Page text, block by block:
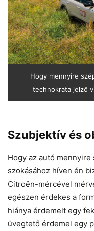
Hogy mennyire
technokrata jelző
Szubjektív és
Hogy az autó mennyire
szokásához híven én
Citroën-mércével
egészen érdekes a
hiánya érdemelt egy
üvegtető érdemel egy